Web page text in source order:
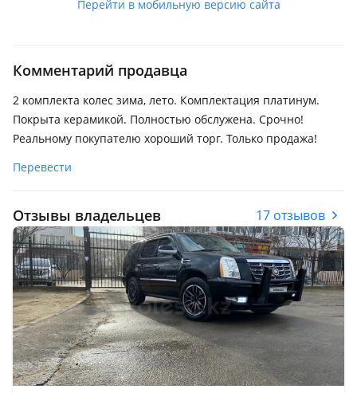
Перейти в мобильную версию сайта
Комментарий продавца
2 комплекта колес зима, лето. Комплектация платинум.
Покрыта керамикой. Полностью обслужена. Срочно!
Реальному покупателю хороший торг. Только продажа!
Перевести
Отзывы владельцев 17 отзывов